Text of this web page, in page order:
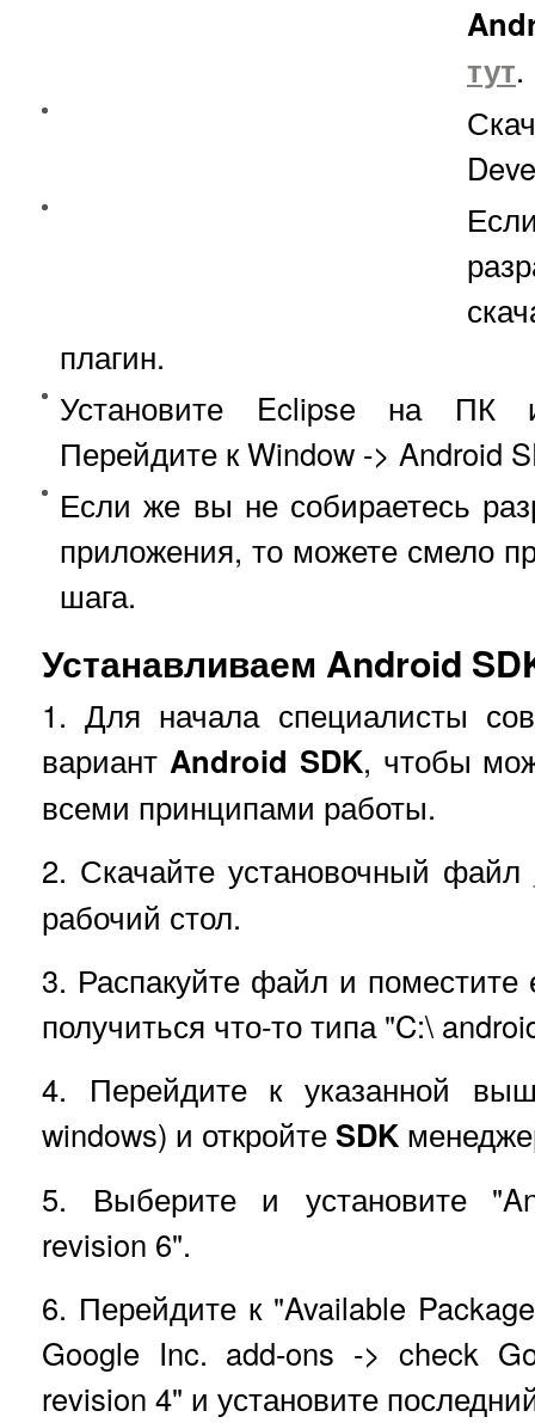
тут.
плагин.
Установите Eclipse на ПК
Перейдите к Window -> Android
Если же вы не собираетесь
приложения, то можете смело
шага.
Устанавливаем Android
1. Для начала специалисты
вариант Android SDK, чтобы
всеми принципами работы.
2. Скачайте установочный файл
рабочий стол.
3. Распакуйте файл и
получиться что-то типа "C:\
4. Перейдите к указанной
windows) и откройтеSDK
5. Выберите и установите
revision 6".
6. Перейдите к "Available
Google Inc. add-ons -> check
revision 4" и установите